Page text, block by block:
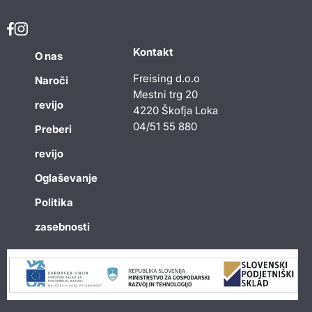
O nas
Naroči
revijo
Preberi
revijo
Oglaševanje
Politika
zasebnosti
Kontakt
Freising d.o.o
Mestni trg 20
4220 Škofja Loka
04/51 55 880